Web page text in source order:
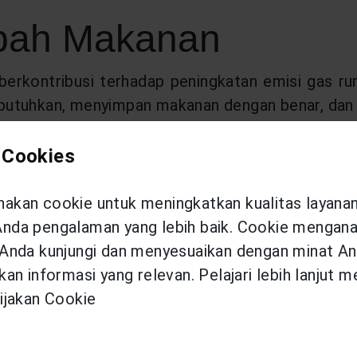
Makanan
terhadap peningkatan emisi gas
menyimpan makanan dengan benar,
dan Air
dan air juga penting dalam gaya hidup ramah
elektronik saat tidak digunakan, dan
Ramah
hari yang ramah lingkungan. Ini meliputi
cookie untuk meningkatkan kualitas
pengalaman yang lebih baik. Cookie
kunjungi dan menyesuaikan dengan minat
informasi yang relevan. Pelajari lebih lanjut
Cookie